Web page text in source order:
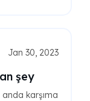
Jan 30, 2023
şey
karşıma